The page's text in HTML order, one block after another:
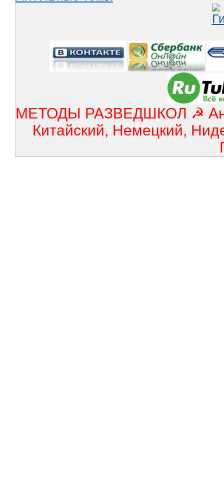
МЕТОДЫ РАЗВЕДШКОЛ ☭
Китайский, Немецкий,